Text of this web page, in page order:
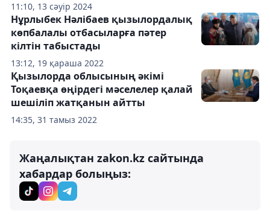
11:10, 13 сәуір 2024
13:12, 19 қараша 2022
Нұрлыбек Нәлібаев қызылордалық
көпбалалы отбасыларға пәтер
кілтін табыстады
14:35, 31 тамыз 2022
Қызылорда облысының әкімі
Тоқаевқа өңірдегі мәселелер қалай
шешіліп жатқанын айтты
Жаңалықтан zakon.kz сайтында
хабардар болыңыз: